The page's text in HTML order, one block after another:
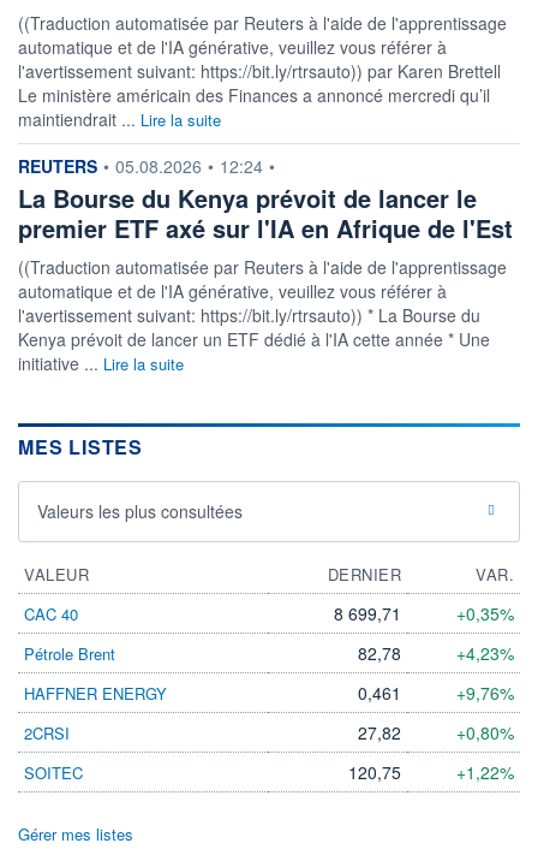
((Traduction automatisée par Reuters à l'aide de l'apprentissage
automatique et de l'IA générative, veuillez vous référer à
l'avertissement suivant: https://bit.ly/rtrsauto)) par Karen Brettell
Le ministère américain des Finances a annoncé mercredi qu’il
maintiendrait ... Lire la suite
information fournie par
REUTERS • 05.08.2026 • 12:24 •
La Bourse du Kenya prévoit de lancer le
premier ETF axé sur l'IA en Afrique de l'Est
((Traduction automatisée par Reuters à l'aide de l'apprentissage
automatique et de l'IA générative, veuillez vous référer à
l'avertissement suivant: https://bit.ly/rtrsauto)) * La Bourse du
Kenya prévoit de lancer un ETF dédié à l'IA cette année * Une
initiative ... Lire la suite
MES LISTES
Valeurs les plus consultées
VALEUR DERNIER
VAR.
CAC 40
8 699,71 +0,35%
Pétrole Brent 82,78 +4,23%
HAFFNER ENERGY 0,461 +9,76%
2CRSI 27,82 +0,80%
SOITEC 120,75 +1,22%
Gérer mes listes